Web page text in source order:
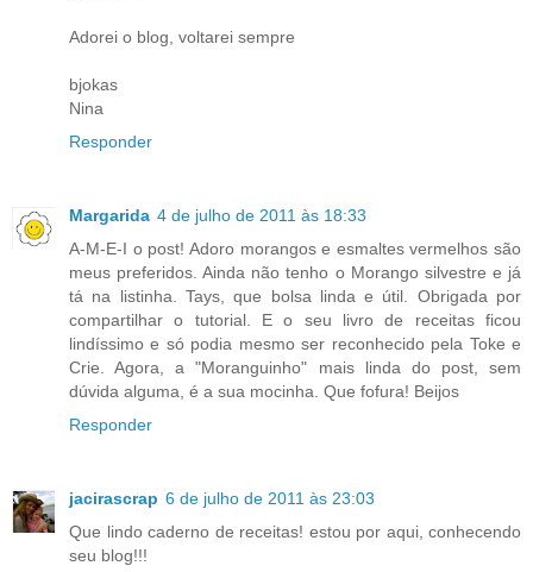
Adorei o blog, voltarei sempre
bjokas
Nina
Responder
Margarida 4 de julho de 2011 às 18:33
A-M-E-I o post! Adoro morangos e esmaltes vermelhos são
meus preferidos. Ainda não tenho o Morango silvestre e já
tá na listinha. Tays, que bolsa linda e útil. Obrigada por
compartilhar o tutorial. E o seu livro de receitas ficou
lindíssimo e só podia mesmo ser reconhecido pela Toke e
Crie. Agora, a "Moranguinho" mais linda do post, sem
dúvida alguma, é a sua mocinha. Que fofura! Beijos
Responder
jacirascrap 6 de julho de 2011 às 23:03
Que lindo caderno de receitas! estou por aqui, conhecendo
seu blog!!!